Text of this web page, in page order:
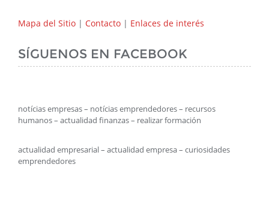
Mapa del Sitio | Contacto | Enlaces de interés
SÍGUENOS EN FACEBOOK
notícias empresas – notícias emprendedores – recursos
humanos – actualidad finanzas – realizar formación
actualidad empresarial – actualidad empresa – curiosidades
emprendedores